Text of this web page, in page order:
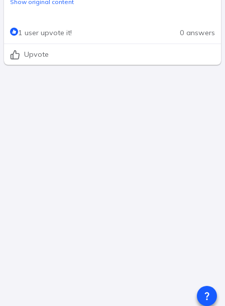
Show original content
1 user upvote it! 0 answers
Upvote